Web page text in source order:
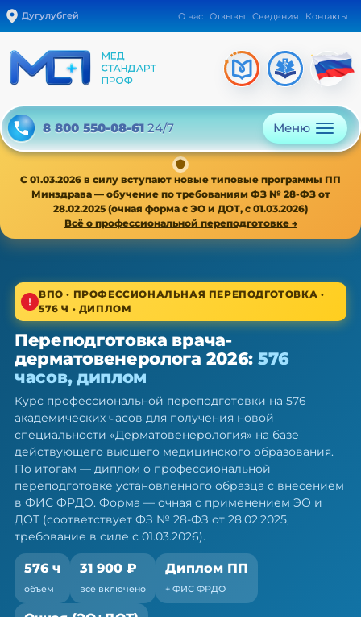
Дугулубгей О нас Отзывы Сведения Контакты
8 800 550-08-61 24/7 Меню
С 01.03.2026 в силу вступают новые типовые программы ПП
Минздрава — обучение по требованиям ФЗ № 28-ФЗ от
28.02.2025 (очная форма с ЭО и ДОТ, с 01.03.2026)
Всё о профессиональной переподготовке →
ВПО · новая типовая программа ПП с 01.03.2026
Переподготовка врача-
дерматовенеролога — ПП, 576 ч
Диплом о профессиональной переподготовке.
Очная форма с ЭО и ДОТ, без отрыва от работы
ВПО · ПРОФЕССИОНАЛЬНАЯ ПЕРЕПОДГОТОВКА ·
576 Ч · ДИПЛОМ
Переподготовка врача-
дерматовенеролога 2026: 576
часов, диплом
Курс профессиональной переподготовки на 576
академических часов для получения новой
специальности «Дерматовенерология» на базе
действующего высшего медицинского образования.
По итогам — диплом о профессиональной
переподготовке установленного образца с внесением
в ФИС ФРДО. Форма — очная с применением ЭО и
ДОТ (соответствует ФЗ № 28-ФЗ от 28.02.2025,
требование в силе с 01.03.2026).
576 ч
объём
31 900 ₽
всё включено
Диплом ПП
+ ФИС ФРДО